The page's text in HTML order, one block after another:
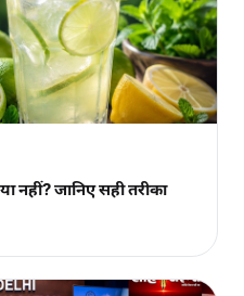
नहीं? जानिए सही तरीका